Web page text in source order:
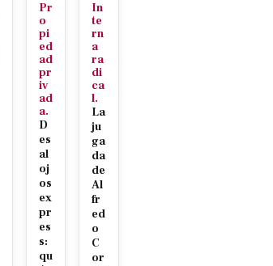
Pr
o
pi
ed
ad
pr
iv
ad
a.
D
es
al
oj
os
ex
pr
es
s:
qu
In
te
rn
a
ra
di
ca
l.
La
ju
ga
da
de
Al
fr
ed
o
C
or